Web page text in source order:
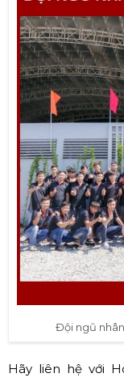
Đội ngũ
Hãy liên hệ với